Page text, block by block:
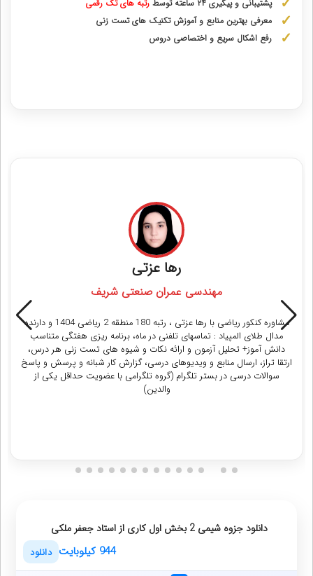
پشتیبانی و پیگیری ۲۴ ساعته توسط
رتبه‌ های تک رقمی
معرفی بهترین منابع و آموزش تکنیک های تست زنی
رفع اشکال سریع و اختصاصی دروس
محمدکاظم شجاعی
پزشکی دانشگاه علوم پزشکی تهران
مشاوره کنکور تجربی با محمدکاظم شجاعی ، رتبه 39 منطقه 2 تجربی 1400 :
ماهانه شش جلسه مشاوره تلفنی + برنامه ریزی هفتگی + پیگیری مجازی
برنامه + پرسش و پاسخ کامل (یک ماهه)
دریافت مشاوره
دانلود جزوه شیمی 2 بخش اول کاری از استاد جعفر ملکی
944 کیلوبایت دانلود